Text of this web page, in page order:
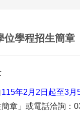
位學程招生簡章
115年2月2日起至3月
章」或電話洽詢：